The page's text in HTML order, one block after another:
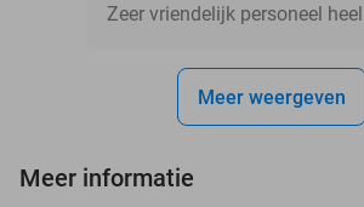
Zeer vriendelijk personeel
Meer weergeven
Meer informatie